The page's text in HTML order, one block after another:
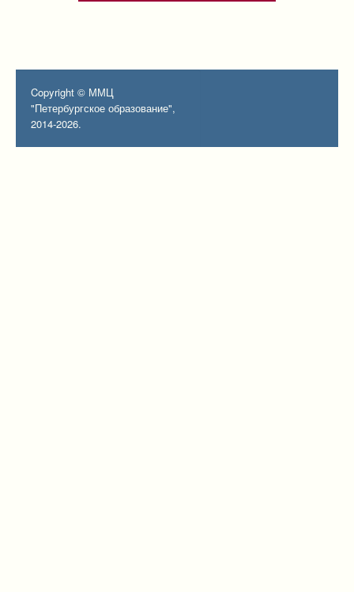
Copyright © ММЦ
"Петербургское образование",
2014-2026.